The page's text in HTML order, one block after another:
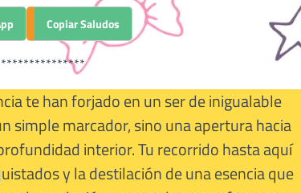
Copiar Saludos
te han forjado en un ser de inigualable
simple marcador, sino una apertura hacia
interior. Tu recorrido hasta aquí
y la destilación de una esencia que